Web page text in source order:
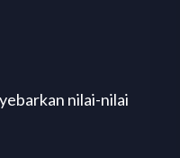
nilai-nilai